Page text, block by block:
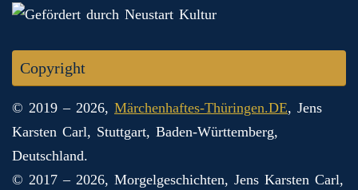
Copyright
© 2019 – 2026, Märchenhaftes-Thüringen.DE, Jens
Karsten Carl, Stuttgart, Baden-Württemberg,
Deutschland.
© 2017 – 2026, Morgelgeschichten, Jens Karsten Carl,